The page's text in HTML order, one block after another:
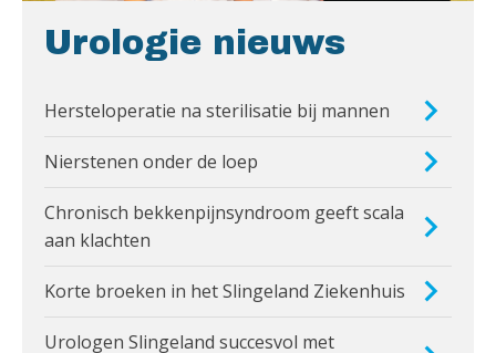
Urologie nieuws
Hersteloperatie na sterilisatie bij mannen
Nierstenen onder de loep
Chronisch bekkenpijnsyndroom geeft scala
aan klachten
Korte broeken in het Slingeland Ziekenhuis
Urologen Slingeland succesvol met